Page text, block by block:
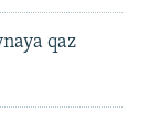
qaz